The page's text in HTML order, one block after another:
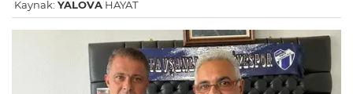
Kaynak: YALOVA HAYAT